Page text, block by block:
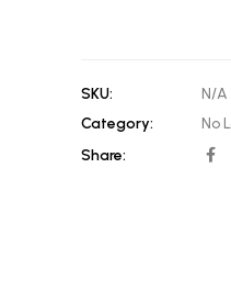
SKU:
N/A
Category:
No
Share: